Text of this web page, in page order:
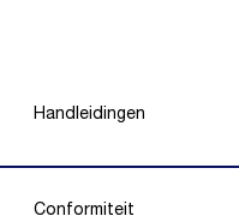
Handleidingen
Conformiteit